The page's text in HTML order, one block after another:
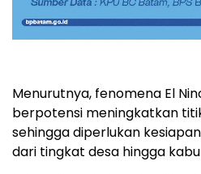
Menurutnya, fenomena El
berpotensi meningkatkan
sehingga diperlukan
dari tingkat desa hingga